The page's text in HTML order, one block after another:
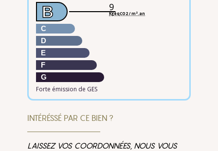
B
C
D
E
F
G
Forte émission de GES
9
KgéqCO2 / m².an
INTÉRÉSSÉ PAR CE BIEN ?
LAISSEZ VOS COORDONNÉES, NOUS VOUS